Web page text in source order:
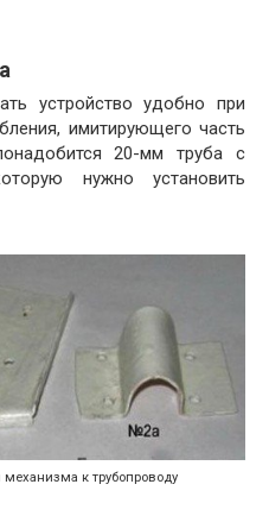
устройство удобно при
имитирующего часть
20-мм труба с
нужно установить
к трубопроводу